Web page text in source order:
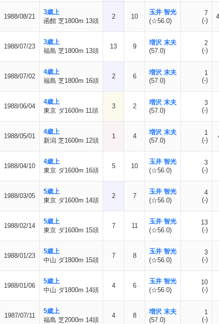
1988/08/21
3歳上
函館 芝1800m 13頭
2 10
玉井 智光
(☆56.0)
7
(-)
1988/07/23
3歳上
福島 芝1800m 13頭
13 9
増沢 末夫
(57.0)
2
(-)
1988/07/02
4歳上
福島 芝1800m 16頭
2 6
増沢 末夫
(57.0)
1
(-)
1988/06/04
4歳上
東京 ダ1600m 11頭
3 2
増沢 末夫
(57.0)
3
(-)
1988/05/01
4歳上
新潟 芝1600m 12頭
1 4
増沢 末夫
(57.0)
1
(-)
1988/04/10
4歳上
東京 ダ1600m 16頭
5 10
玉井 智光
(☆56.0)
3
(-)
1988/03/05
5歳上
東京 ダ1600m 14頭
2 7
玉井 智光
(☆56.0)
4
(-)
1988/02/14
5歳上
東京 ダ1600m 15頭
7 11
玉井 智光
(☆56.0)
13
(-)
1988/01/23
5歳上
中山 ダ1800m 15頭
7 8
玉井 智光
(☆56.0)
3
(-)
1988/01/06
5歳上
中山 ダ1800m 14頭
4 6
玉井 智光
(☆56.0)
10
(-)
1987/07/11
5歳上
福島 芝2000m 14頭
4 8
増沢 末夫
(57.0)
1
(-)